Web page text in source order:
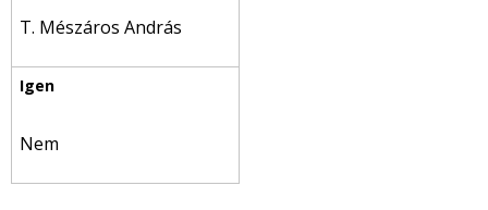
T. Mészáros András
Nem